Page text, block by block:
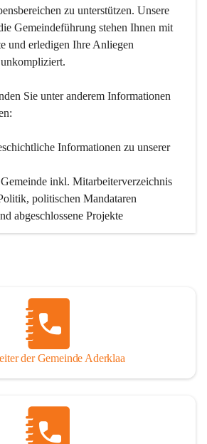
zu unterstützen. Unsere
Gemeindeführung stehen Ihnen mit
und erledigen Ihre Anliegen
Sie un­ter an­de­rem Informationen
Informationen zu unserer
inkl. Mitarbeiterverzeichnis
politischen Mandataren
abgeschlossene Projekte
der Gemeinde Aderklaa